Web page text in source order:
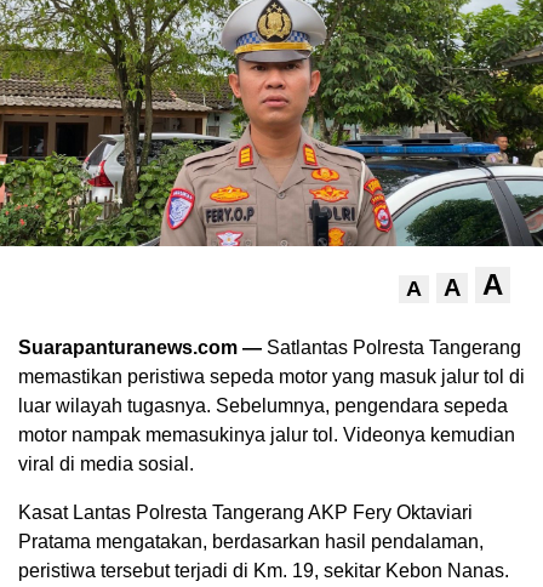
A A A
Suarapanturanews.com — Satlantas Polresta Tangerang
memastikan peristiwa sepeda motor yang masuk jalur tol di
luar wilayah tugasnya. Sebelumnya, pengendara sepeda
motor nampak memasukinya jalur tol. Videonya kemudian
viral di media sosial.
Kasat Lantas Polresta Tangerang AKP Fery Oktaviari
Pratama mengatakan, berdasarkan hasil pendalaman,
peristiwa tersebut terjadi di Km. 19, sekitar Kebon Nanas.